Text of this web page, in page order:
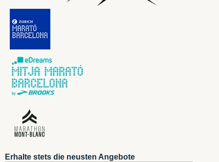
Erhalte stets die neusten Angebote